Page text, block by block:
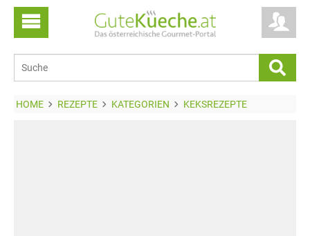
HOME REZEPTE KATEGORIEN KEKSREZEPTE